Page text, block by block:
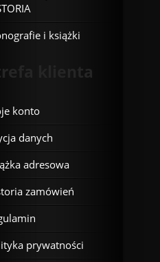
i książki
klienta
konto
danych
adresowa
zamówień
prywatności